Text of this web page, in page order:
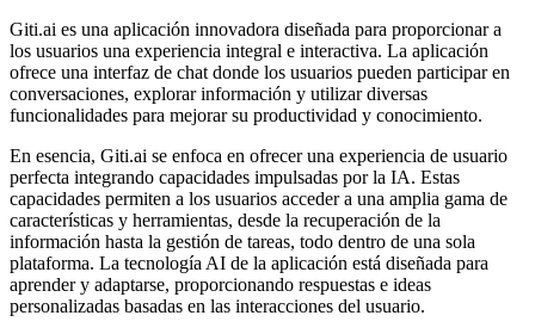
Giti.ai es una aplicación innovadora diseñada para proporcionar a
los usuarios una experiencia integral e interactiva. La aplicación
ofrece una interfaz de chat donde los usuarios pueden participar en
conversaciones, explorar información y utilizar diversas
funcionalidades para mejorar su productividad y conocimiento.
En esencia, Giti.ai se enfoca en ofrecer una experiencia de usuario
perfecta integrando capacidades impulsadas por la IA. Estas
capacidades permiten a los usuarios acceder a una amplia gama de
características y herramientas, desde la recuperación de la
información hasta la gestión de tareas, todo dentro de una sola
plataforma. La tecnología AI de la aplicación está diseñada para
aprender y adaptarse, proporcionando respuestas e ideas
personalizadas basadas en las interacciones del usuario.